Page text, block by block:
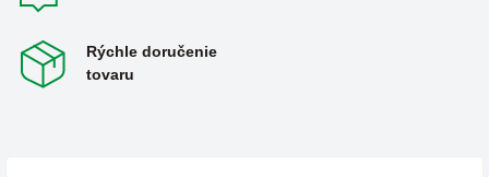
Rýchle doručenie
tovaru